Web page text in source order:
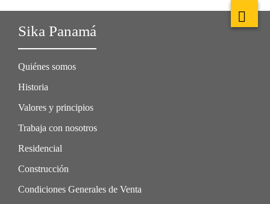
Sika Panamá
Quiénes somos
Historia
Valores y principios
Trabaja con nosotros
Residencial
Construcción
Condiciones Generales de Venta